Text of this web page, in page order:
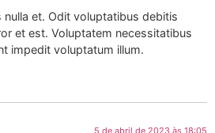
et. Odit voluptatibus debitis
et est. Voluptatem necessitatibus
impedit voluptatum illum.
5 de abril de 2023 às 18:05